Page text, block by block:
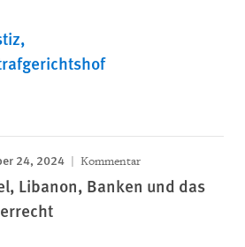
24, 2024 Kommentar
Libanon, Banken und das